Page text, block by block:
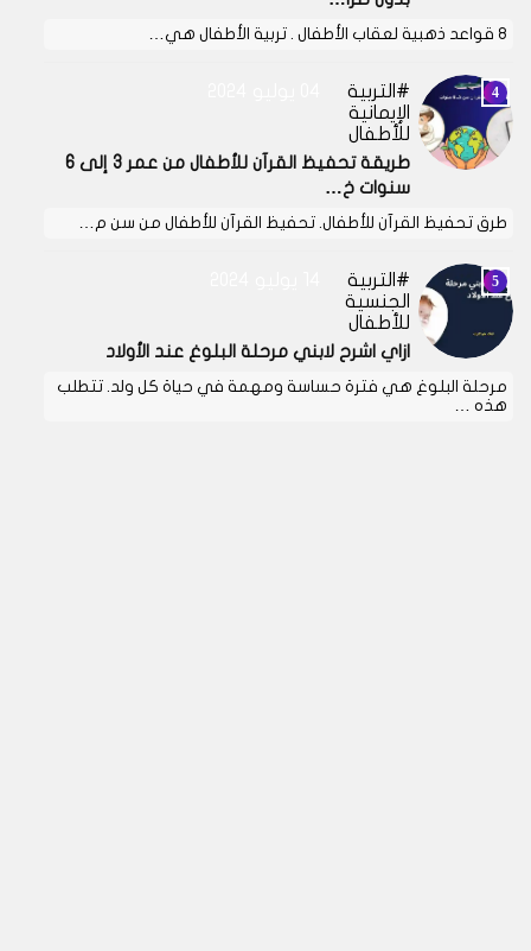
8 قواعد ذهبية لعقاب الأطفال . تربية الأطفال هي…
التربية
الإيمانية
للأطفال
طريقة تحفيظ القرآن للأطفال من عمر 3 إلى 6
سنوات خ…
طرق تحفيظ القرآن للأطفال. تحفيظ القرآن للأطفال من سن م…
التربية
الجنسية
للأطفال
ازاي اشرح لابني مرحلة البلوغ عند الأولاد
مرحلة البلوغ هي فترة حساسة ومهمة في حياة كل ولد. تتطلب
هذه …